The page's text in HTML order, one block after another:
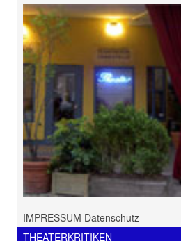
IMPRESSUM Datenschutz
THEATERKRITIKEN